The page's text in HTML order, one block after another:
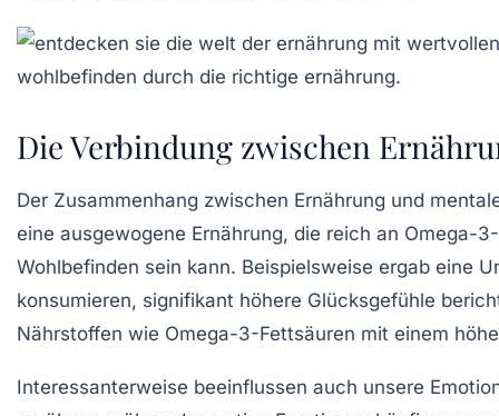
Die Verbindung zwischen
Der Zusammenhang zwischen Ernährung und
eine ausgewogene Ernährung, die reich an Omega-
Wohlbefinden sein kann. Beispielsweise ergab eine
konsumieren, signifikant höhere Glücksgefühle
Nährstoffen wie Omega-3-Fettsäuren mit einem
Interessanterweise beeinflussen auch unsere